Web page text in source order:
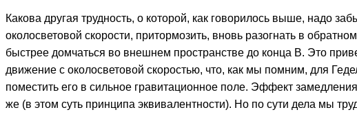
Какова другая трудность, о которой, как говорилось выше, надо
околосветовой скорости, притормозить, вновь разогнать в
быстрее домчаться во внешнем пространстве до конца B. Это
движение с околосветовой скоростью, что, как мы помним, для
поместить его в сильное гравитационное поле. Эффект
же (в этом суть принципа эквивалентности). Но по сути дела мы